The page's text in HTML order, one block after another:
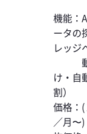
機能：
ータの
レッジ
動画
け・自
割）
価格：
／月